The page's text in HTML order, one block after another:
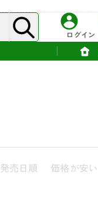
ログイン
発売日順 価格が安い